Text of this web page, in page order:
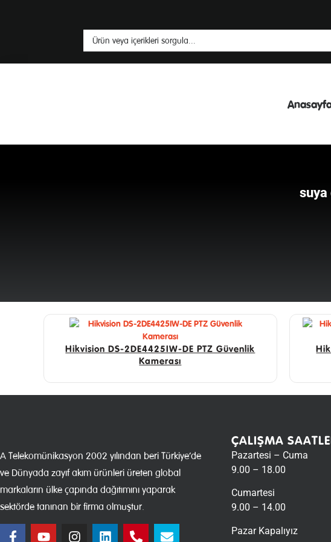
suya
Hikvision DS-2DE4425IW-DE PTZ Güvenlik
Kamerası
A Telekomünikasyon 2002 yılından beri Türkiye’de
ve Dünyada zayıf akım ürünleri üreten global
markaların ülke çapında dağıtımını yaparak
sektörde tanınan bir firma olmuştur.
ÇALIŞMA
Pazartesi – Cuma
9.00 – 18.00
Cumartesi
9.00 – 14.00
Pazar Kapalıyız